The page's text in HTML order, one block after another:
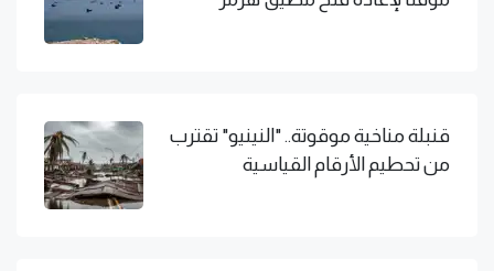
قنبلة مناخية موقوتة.. "النينيو" تقترب
من تحطيم الأرقام القياسية